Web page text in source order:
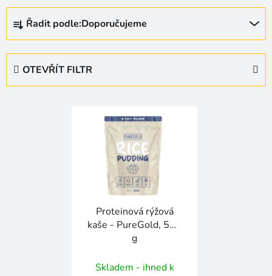
Ř
z
Řadit podle:Doporučujeme
OTEVŘÍT FILTR
Proteinová rýžová
kaše - PureGold, 500
g
Skladem - ihned k